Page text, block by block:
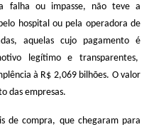
falha ou impasse, não teve a
hospital ou pela operadora de
aquelas cujo pagamento é
legítimo e transparentes,
à R$ 2,069 bilhões. O valor
das empresas.
de compra, que chegaram para